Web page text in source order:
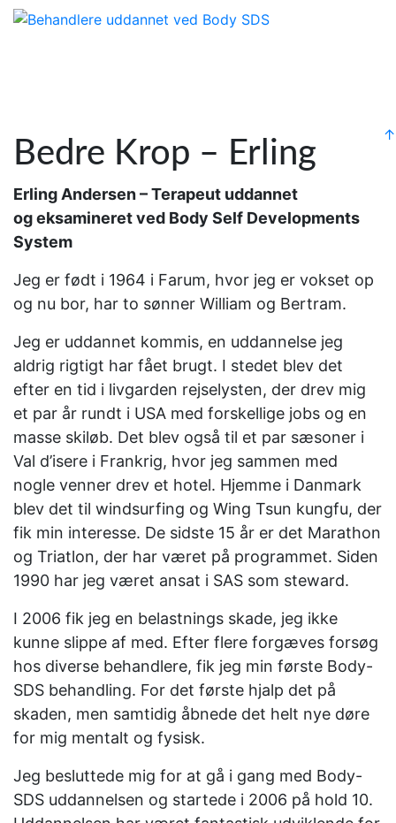
Bedre Krop – Erling
Erling Andersen – Terapeut uddannet
og eksamineret ved Body Self Developments
System
Jeg er født i 1964 i Farum, hvor jeg er vokset op
og nu bor, har to sønner William og Bertram.
Jeg er uddannet kommis, en uddannelse jeg
aldrig rigtigt har fået brugt. I stedet blev det
efter en tid i livgarden rejselysten, der drev mig
et par år rundt i USA med forskellige jobs og en
masse skiløb. Det blev også til et par sæsoner i
Val d’isere i Frankrig, hvor jeg sammen med
nogle venner drev et hotel. Hjemme i Danmark
blev det til windsurfing og Wing Tsun kungfu, der
fik min interesse. De sidste 15 år er det Marathon
og Triatlon, der har været på programmet. Siden
1990 har jeg været ansat i SAS som steward.
I 2006 fik jeg en belastnings skade, jeg ikke
kunne slippe af med. Efter flere forgæves forsøg
hos diverse behandlere, fik jeg min første Body-
SDS behandling. For det første hjalp det på
skaden, men samtidig åbnede det helt nye døre
for mig mentalt og fysisk.
Jeg besluttede mig for at gå i gang med Body-
SDS uddannelsen og startede i 2006 på hold 10.
↑